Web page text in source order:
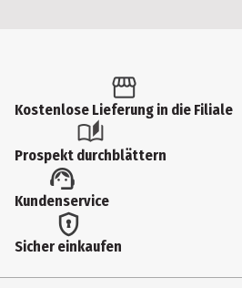
Kostenlose Lieferung in die Filiale
Prospekt durchblättern
Kundenservice
Sicher einkaufen